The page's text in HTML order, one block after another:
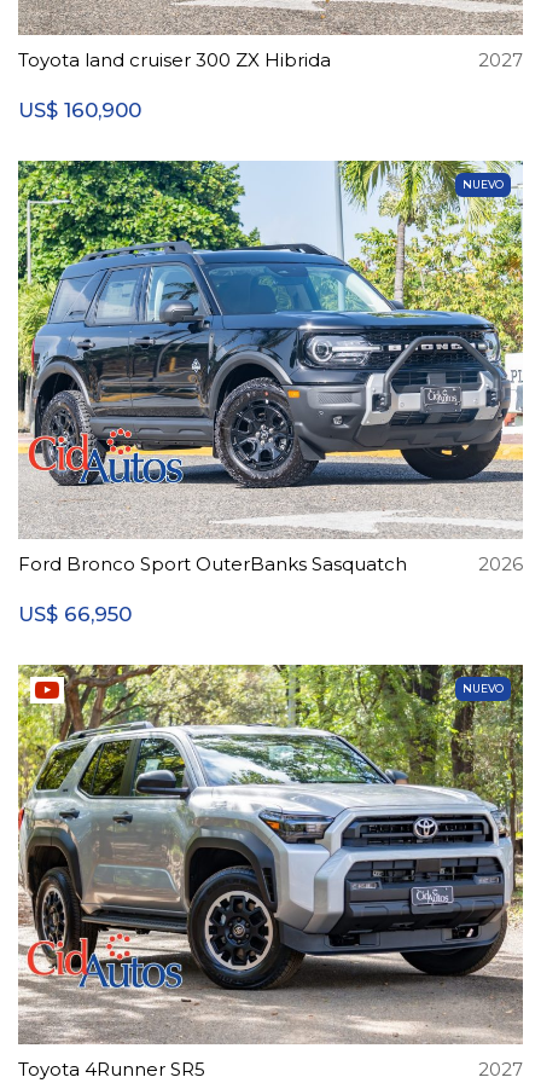
Toyota land cruiser 300 ZX Hibrida 2027
US$ 160,900
NUEVO
Ford Bronco Sport OuterBanks Sasquatch 2026
US$ 66,950
NUEVO
Toyota 4Runner SR5 2027